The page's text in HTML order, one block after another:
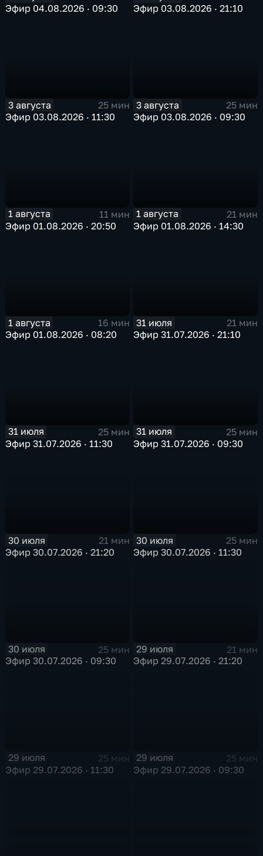
Эфир 04.08.2026 · 09:30
Эфир 03.08.2026 · 21:10
3 августа
25 мин
Эфир 03.08.2026 · 11:30
3 августа
25 мин
Эфир 03.08.2026 · 09:30
1 августа
11 мин
Эфир 01.08.2026 · 20:50
1 августа
21 мин
Эфир 01.08.2026 · 14:30
1 августа
16 мин
Эфир 01.08.2026 · 08:20
31 июля
21 мин
Эфир 31.07.2026 · 21:10
31 июля
25 мин
Эфир 31.07.2026 · 11:30
31 июля
25 мин
Эфир 31.07.2026 · 09:30
30 июля
21 мин
Эфир 30.07.2026 · 21:20
30 июля
25 мин
Эфир 30.07.2026 · 11:30
30 июля
25 мин
Эфир 30.07.2026 · 09:30
29 июля
21 мин
Эфир 29.07.2026 · 21:20
29 июля
25 мин
Эфир 29.07.2026 · 11:30
29 июля
25 мин
Эфир 29.07.2026 · 09:30